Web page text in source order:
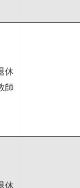
休
師
休